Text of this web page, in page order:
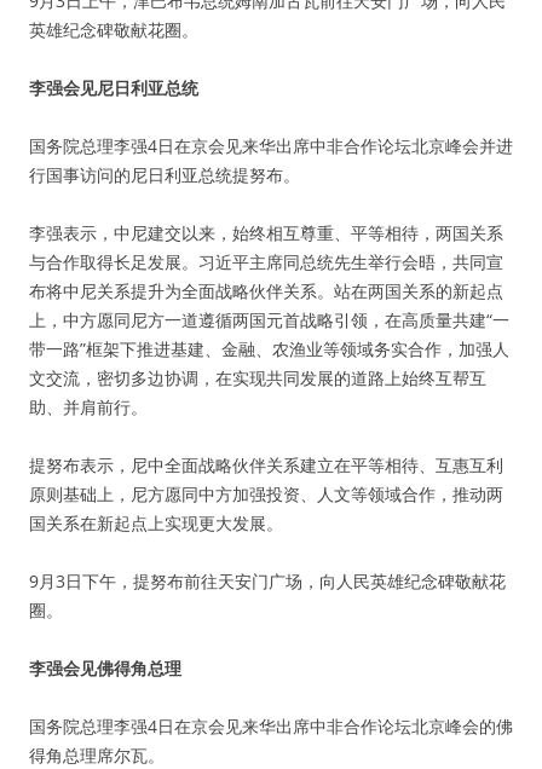
英雄纪念碑敬献花圈。
李强会见尼日利亚总统
国务院总理李强4日在京会见来华出席中非合作论坛北京峰会并进
行国事访问的尼日利亚总统提努布。
李强表示，中尼建交以来，始终相互尊重、平等相待，两国关系
与合作取得长足发展。习近平主席同总统先生举行会晤，共同宣
布将中尼关系提升为全面战略伙伴关系。站在两国关系的新起点
上，中方愿同尼方一道遵循两国元首战略引领，在高质量共建“一
带一路”框架下推进基建、金融、农渔业等领域务实合作，加强人
文交流，密切多边协调，在实现共同发展的道路上始终互帮互
助、并肩前行。
提努布表示，尼中全面战略伙伴关系建立在平等相待、互惠互利
原则基础上，尼方愿同中方加强投资、人文等领域合作，推动两
国关系在新起点上实现更大发展。
9月3日下午，提努布前往天安门广场，向人民英雄纪念碑敬献花
圈。
李强会见佛得角总理
国务院总理李强4日在京会见来华出席中非合作论坛北京峰会的佛
得角总理席尔瓦。